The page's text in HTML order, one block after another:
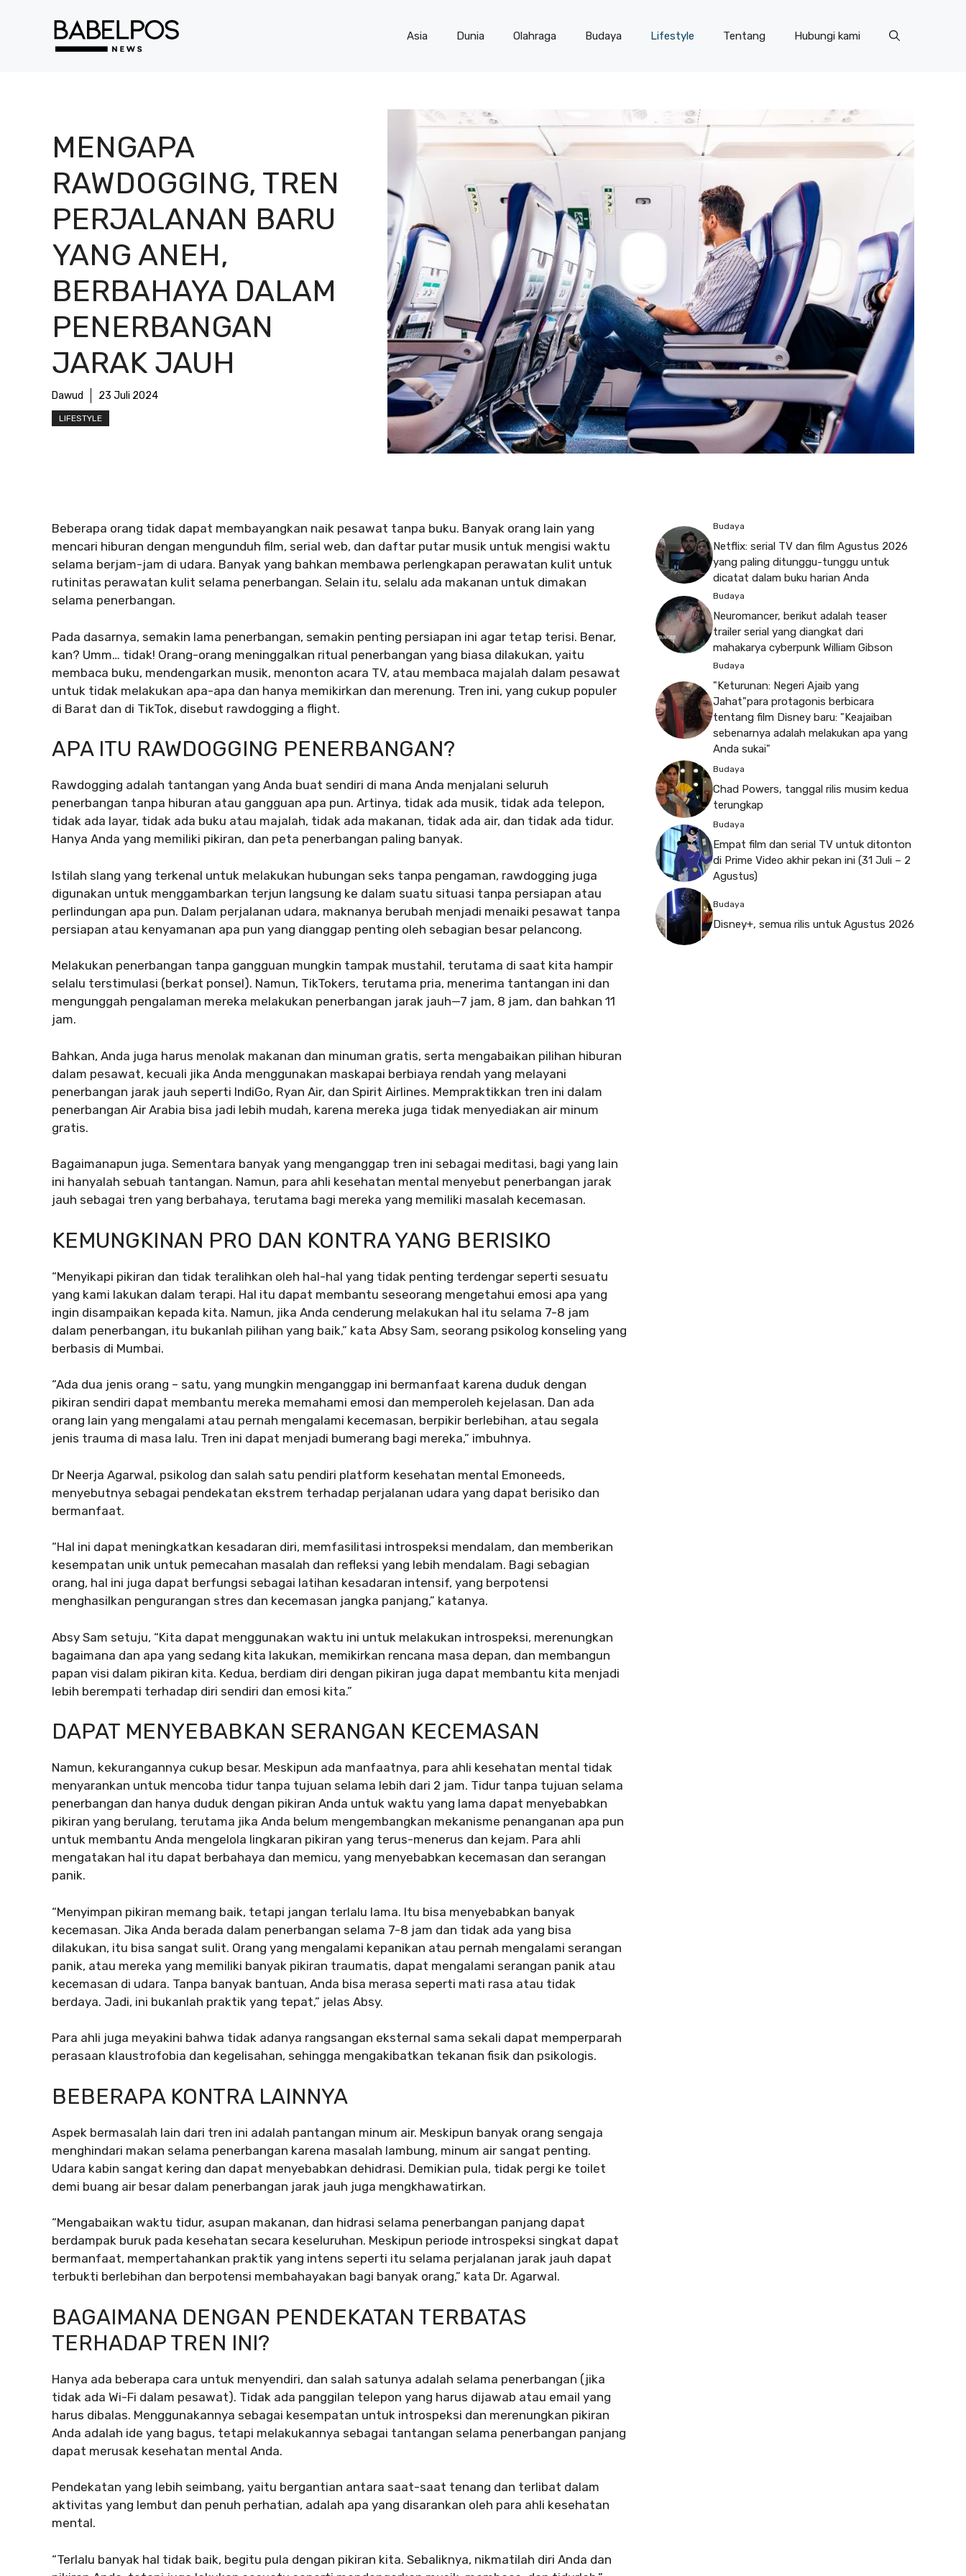
Asia Dunia Olahraga Budaya Lifestyle Tentang Hubungi kami
MENGAPA
RAWDOGGING, TREN
PERJALANAN BARU
YANG ANEH,
BERBAHAYA DALAM
PENERBANGAN
JARAK JAUH
Dawud 23 Juli 2024
LIFESTYLE
Beberapa orang tidak dapat membayangkan naik pesawat tanpa buku. Banyak orang lain yang
mencari hiburan dengan mengunduh film, serial web, dan daftar putar musik untuk mengisi waktu
selama berjam-jam di udara. Banyak yang bahkan membawa perlengkapan perawatan kulit untuk
rutinitas perawatan kulit selama penerbangan. Selain itu, selalu ada makanan untuk dimakan
selama penerbangan.
Pada dasarnya, semakin lama penerbangan, semakin penting persiapan ini agar tetap terisi. Benar,
kan? Umm… tidak! Orang-orang meninggalkan ritual penerbangan yang biasa dilakukan, yaitu
membaca buku, mendengarkan musik, menonton acara TV, atau membaca majalah dalam pesawat
untuk tidak melakukan apa-apa dan hanya memikirkan dan merenung. Tren ini, yang cukup populer
di Barat dan di TikTok, disebut rawdogging a flight.
APA ITU RAWDOGGING PENERBANGAN?
Rawdogging adalah tantangan yang Anda buat sendiri di mana Anda menjalani seluruh
penerbangan tanpa hiburan atau gangguan apa pun. Artinya, tidak ada musik, tidak ada telepon,
tidak ada layar, tidak ada buku atau majalah, tidak ada makanan, tidak ada air, dan tidak ada tidur.
Hanya Anda yang memiliki pikiran, dan peta penerbangan paling banyak.
Istilah slang yang terkenal untuk melakukan hubungan seks tanpa pengaman, rawdogging juga
digunakan untuk menggambarkan terjun langsung ke dalam suatu situasi tanpa persiapan atau
perlindungan apa pun. Dalam perjalanan udara, maknanya berubah menjadi menaiki pesawat tanpa
persiapan atau kenyamanan apa pun yang dianggap penting oleh sebagian besar pelancong.
Melakukan penerbangan tanpa gangguan mungkin tampak mustahil, terutama di saat kita hampir
selalu terstimulasi (berkat ponsel). Namun, TikTokers, terutama pria, menerima tantangan ini dan
mengunggah pengalaman mereka melakukan penerbangan jarak jauh—7 jam, 8 jam, dan bahkan 11
jam.
Bahkan, Anda juga harus menolak makanan dan minuman gratis, serta mengabaikan pilihan hiburan
dalam pesawat, kecuali jika Anda menggunakan maskapai berbiaya rendah yang melayani
penerbangan jarak jauh seperti IndiGo, Ryan Air, dan Spirit Airlines. Mempraktikkan tren ini dalam
penerbangan Air Arabia bisa jadi lebih mudah, karena mereka juga tidak menyediakan air minum
gratis.
Bagaimanapun juga. Sementara banyak yang menganggap tren ini sebagai meditasi, bagi yang lain
ini hanyalah sebuah tantangan. Namun, para ahli kesehatan mental menyebut penerbangan jarak
jauh sebagai tren yang berbahaya, terutama bagi mereka yang memiliki masalah kecemasan.
KEMUNGKINAN PRO DAN KONTRA YANG BERISIKO
“Menyikapi pikiran dan tidak teralihkan oleh hal-hal yang tidak penting terdengar seperti sesuatu
yang kami lakukan dalam terapi. Hal itu dapat membantu seseorang mengetahui emosi apa yang
ingin disampaikan kepada kita. Namun, jika Anda cenderung melakukan hal itu selama 7-8 jam
dalam penerbangan, itu bukanlah pilihan yang baik,” kata Absy Sam, seorang psikolog konseling yang
berbasis di Mumbai.
“Ada dua jenis orang – satu, yang mungkin menganggap ini bermanfaat karena duduk dengan
pikiran sendiri dapat membantu mereka memahami emosi dan memperoleh kejelasan. Dan ada
orang lain yang mengalami atau pernah mengalami kecemasan, berpikir berlebihan, atau segala
jenis trauma di masa lalu. Tren ini dapat menjadi bumerang bagi mereka,” imbuhnya.
Dr Neerja Agarwal, psikolog dan salah satu pendiri platform kesehatan mental Emoneeds,
menyebutnya sebagai pendekatan ekstrem terhadap perjalanan udara yang dapat berisiko dan
bermanfaat.
“Hal ini dapat meningkatkan kesadaran diri, memfasilitasi introspeksi mendalam, dan memberikan
kesempatan unik untuk pemecahan masalah dan refleksi yang lebih mendalam. Bagi sebagian
orang, hal ini juga dapat berfungsi sebagai latihan kesadaran intensif, yang berpotensi
menghasilkan pengurangan stres dan kecemasan jangka panjang,” katanya.
Absy Sam setuju, “Kita dapat menggunakan waktu ini untuk melakukan introspeksi, merenungkan
bagaimana dan apa yang sedang kita lakukan, memikirkan rencana masa depan, dan membangun
papan visi dalam pikiran kita. Kedua, berdiam diri dengan pikiran juga dapat membantu kita menjadi
lebih berempati terhadap diri sendiri dan emosi kita.”
DAPAT MENYEBABKAN SERANGAN KECEMASAN
Namun, kekurangannya cukup besar. Meskipun ada manfaatnya, para ahli kesehatan mental tidak
menyarankan untuk mencoba tidur tanpa tujuan selama lebih dari 2 jam. Tidur tanpa tujuan selama
penerbangan dan hanya duduk dengan pikiran Anda untuk waktu yang lama dapat menyebabkan
pikiran yang berulang, terutama jika Anda belum mengembangkan mekanisme penanganan apa pun
untuk membantu Anda mengelola lingkaran pikiran yang terus-menerus dan kejam. Para ahli
mengatakan hal itu dapat berbahaya dan memicu, yang menyebabkan kecemasan dan serangan
panik.
“Menyimpan pikiran memang baik, tetapi jangan terlalu lama. Itu bisa menyebabkan banyak
kecemasan. Jika Anda berada dalam penerbangan selama 7-8 jam dan tidak ada yang bisa
dilakukan, itu bisa sangat sulit. Orang yang mengalami kepanikan atau pernah mengalami serangan
panik, atau mereka yang memiliki banyak pikiran traumatis, dapat mengalami serangan panik atau
kecemasan di udara. Tanpa banyak bantuan, Anda bisa merasa seperti mati rasa atau tidak
berdaya. Jadi, ini bukanlah praktik yang tepat,” jelas Absy.
Para ahli juga meyakini bahwa tidak adanya rangsangan eksternal sama sekali dapat memperparah
perasaan klaustrofobia dan kegelisahan, sehingga mengakibatkan tekanan fisik dan psikologis.
BEBERAPA KONTRA LAINNYA
Aspek bermasalah lain dari tren ini adalah pantangan minum air. Meskipun banyak orang sengaja
menghindari makan selama penerbangan karena masalah lambung, minum air sangat penting.
Udara kabin sangat kering dan dapat menyebabkan dehidrasi. Demikian pula, tidak pergi ke toilet
demi buang air besar dalam penerbangan jarak jauh juga mengkhawatirkan.
“Mengabaikan waktu tidur, asupan makanan, dan hidrasi selama penerbangan panjang dapat
berdampak buruk pada kesehatan secara keseluruhan. Meskipun periode introspeksi singkat dapat
bermanfaat, mempertahankan praktik yang intens seperti itu selama perjalanan jarak jauh dapat
terbukti berlebihan dan berpotensi membahayakan bagi banyak orang,” kata Dr. Agarwal.
BAGAIMANA DENGAN PENDEKATAN TERBATAS
TERHADAP TREN INI?
Hanya ada beberapa cara untuk menyendiri, dan salah satunya adalah selama penerbangan (jika
tidak ada Wi-Fi dalam pesawat). Tidak ada panggilan telepon yang harus dijawab atau email yang
harus dibalas. Menggunakannya sebagai kesempatan untuk introspeksi dan merenungkan pikiran
Anda adalah ide yang bagus, tetapi melakukannya sebagai tantangan selama penerbangan panjang
dapat merusak kesehatan mental Anda.
Pendekatan yang lebih seimbang, yaitu bergantian antara saat-saat tenang dan terlibat dalam
aktivitas yang lembut dan penuh perhatian, adalah apa yang disarankan oleh para ahli kesehatan
mental.
“Terlalu banyak hal tidak baik, begitu pula dengan pikiran kita. Sebaliknya, nikmatilah diri Anda dan
Budaya
Netflix: serial TV dan film Agustus 2026
yang paling ditunggu-tunggu untuk
dicatat dalam buku harian Anda
Budaya
Neuromancer, berikut adalah teaser
trailer serial yang diangkat dari
mahakarya cyberpunk William Gibson
Budaya
"Keturunan: Negeri Ajaib yang
Jahat"para protagonis berbicara
tentang film Disney baru: "Keajaiban
sebenarnya adalah melakukan apa yang
Anda sukai"
Budaya
Chad Powers, tanggal rilis musim kedua
terungkap
Budaya
Empat film dan serial TV untuk ditonton
di Prime Video akhir pekan ini (31 Juli – 2
Agustus)
Budaya
Disney+, semua rilis untuk Agustus 2026